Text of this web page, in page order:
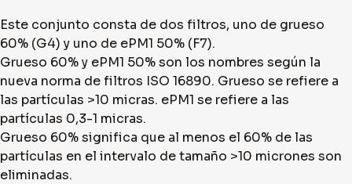
200
(IMP+RET)
cantidad
Este conjunto consta de dos filtros, uno de grueso
60% (G4) y uno de ePM1 50% (F7).
Grueso 60% y ePM1 50% son los nombres según la
nueva norma de filtros ISO 16890. Grueso se refiere a
las partículas >10 micras. ePM1 se refiere a las
partículas 0,3-1 micras.
Grueso 60% significa que al menos el 60% de las
partículas en el intervalo de tamaño >10 micrones son
eliminadas.